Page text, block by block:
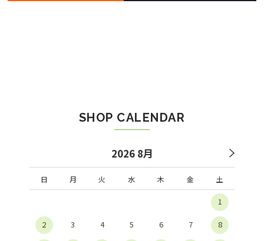
SHOP CALENDAR
2026 8月
日 月 火 水 木 金 土
1
2 3 4 5 6 7 8